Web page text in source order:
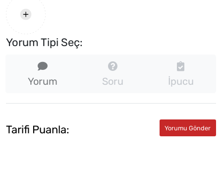
Yorum Tipi Seç:
Yorum Soru İpucu
Tarifi Puanla: